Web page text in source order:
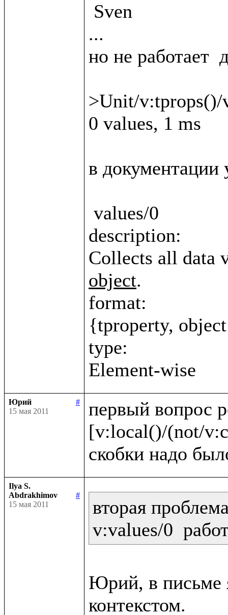
...
но не работает
>Unit/v:tprops()/
0 values, 1 ms
в документации
description:
Collects all data
object.
format:
{tproperty,
type:
Юрий
#
15 мая 2011
первый вопрос
[v:local()/(not/
Ilya S.
Abdrakhimov
#
15 мая 2011
вторая
Юрий, в письме
контекстом.